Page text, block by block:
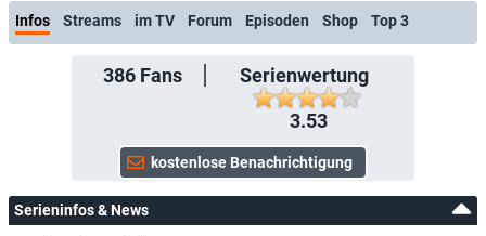
Infos Streams im TV Forum Episoden Shop Top 3
386Fans
Serienwertung
3.53
Serieninfos & News